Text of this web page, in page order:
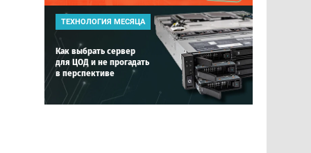
ТЕХНОЛОГИЯ МЕСЯЦА
Как выбрать сервер
для ЦОД и не прогадать
в перспективе